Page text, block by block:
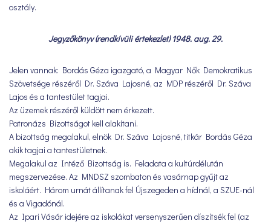
osztály.
Jegyzőkönyv (rendkívüli értekezlet) 1948. aug. 29.
Jelen vannak: Bordás Géza igazgató, a Magyar Nők Demokratikus
Szövetsége részéről Dr. Száva Lajosné, az MDP részéről Dr. Száva
Lajos és a tantestület tagjai.
Az üzemek részéről küldött nem érkezett.
Patronázs Bizottságot kell alakítani.
A bizottság megalakul, elnök Dr. Száva Lajosné, titkár Bordás Géza
akik tagjai a tantestületnek.
Megalakul az Intéző Bizottság is. Feladata a kultúrdélután
megszervezése. Az MNDSZ szombaton és vasárnap gyűjt az
iskoláért. Három urnát állítanak fel Újszegeden a hídnál, a SZUE-nál
és a Vigadónál.
Az Ipari Vásár idejére az iskolákat versenyszerűen díszítsék fel (az